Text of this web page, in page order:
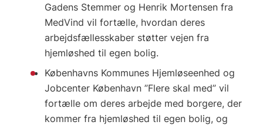
Gadens Stemmer og Henrik Mortensen fra
MedVind vil fortælle, hvordan deres
arbejdsfællesskaber støtter vejen fra
hjemløshed til egen bolig.
Københavns Kommunes Hjemløseenhed og
Jobcenter København ”Flere skal med” vil
fortælle om deres arbejde med borgere, der
kommer fra hjemløshed til egen bolig, og